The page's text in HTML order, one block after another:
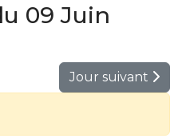
09 Juin
Jour suivant